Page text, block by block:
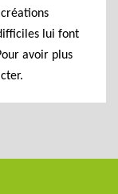
lui font
avoir plus